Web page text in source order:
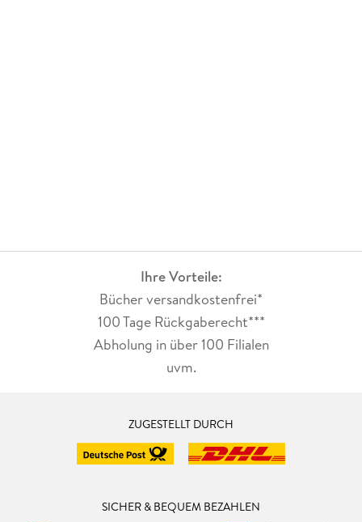
Ihre Vorteile:
Bücher versandkostenfrei*
100 Tage Rückgaberecht***
Abholung in über 100 Filialen
uvm.
ZUGESTELLT DURCH
SICHER & BEQUEM BEZAHLEN